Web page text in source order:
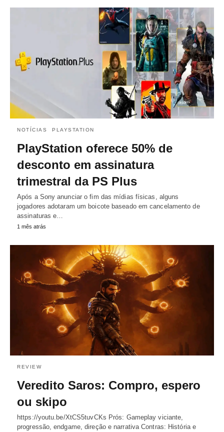
NOTÍCIAS PLAYSTATION
PlayStation oferece 50% de
desconto em assinatura
trimestral da PS Plus
Após a Sony anunciar o fim das mídias físicas, alguns
jogadores adotaram um boicote baseado em cancelamento de
assinaturas e…
1 mês atrás
REVIEW
Veredito Saros: Compro, espero
ou skipo
https://youtu.be/XtCS5tuvCKs Prós: Gameplay viciante,
progressão, endgame, direção e narrativa Contras: História e